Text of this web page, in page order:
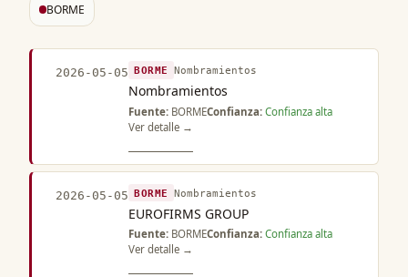
BORME
2026-05-05 BORME Nombramientos
Nombramientos
Fuente: BORMEConfianza: Confianza alta
Ver detalle →
2026-05-05 BORME Nombramientos
EUROFIRMS GROUP
Fuente: BORMEConfianza: Confianza alta
Ver detalle →